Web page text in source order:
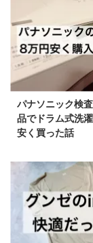
パナソニック検
品でドラム式洗
安く買った話